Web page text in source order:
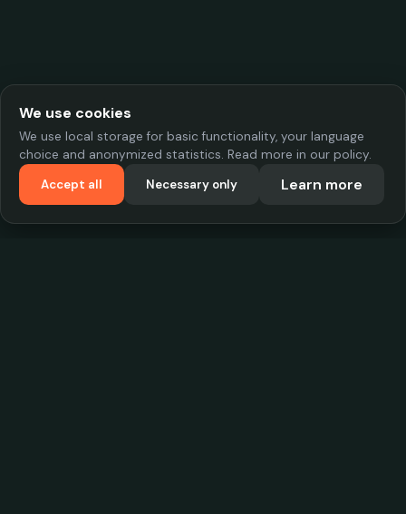
We use cookies
We use local storage for basic functionality, your language
choice and anonymized statistics. Read more in our policy.
Accept all
Necessary only Learn more